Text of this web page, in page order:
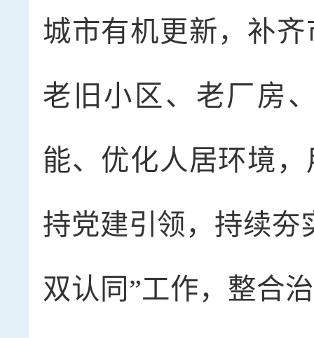
城市有机更新，补
老旧小区、老厂房
能、优化人居环境
持党建引领，持续夯
双认同”工作，整合